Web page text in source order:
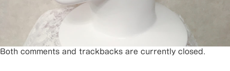
Both comments and trackbacks are currently closed.